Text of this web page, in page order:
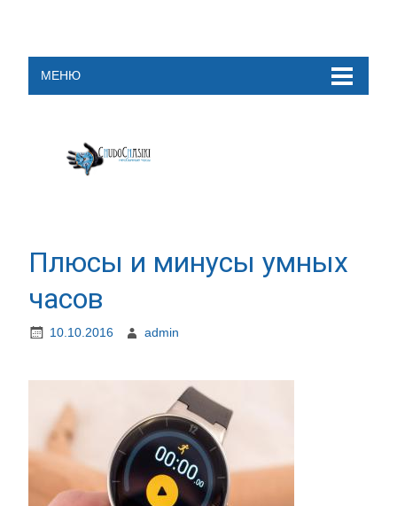
МЕНЮ
Плюсы и минусы умных
часов
10.10.2016 admin